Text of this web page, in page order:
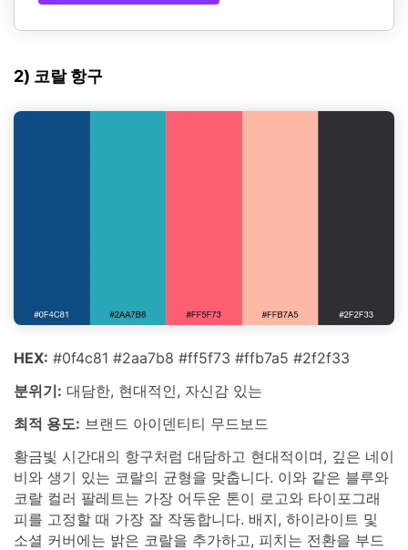
2) 코랄 항구
HEX: #0f4c81 #2aa7b8 #ff5f73 #ffb7a5 #2f2f33
분위기: 대담한, 현대적인, 자신감 있는
최적 용도: 브랜드 아이덴티티 무드보드
황금빛 시간대의 항구처럼 대담하고 현대적이며, 깊은 네이
비와 생기 있는 코랄의 균형을 맞춥니다. 이와 같은 블루와
코랄 컬러 팔레트는 가장 어두운 톤이 로고와 타이포그래
피를 고정할 때 가장 잘 작동합니다. 배지, 하이라이트 및
소셜 커버에는 밝은 코랄을 추가하고, 피치는 전환을 부드